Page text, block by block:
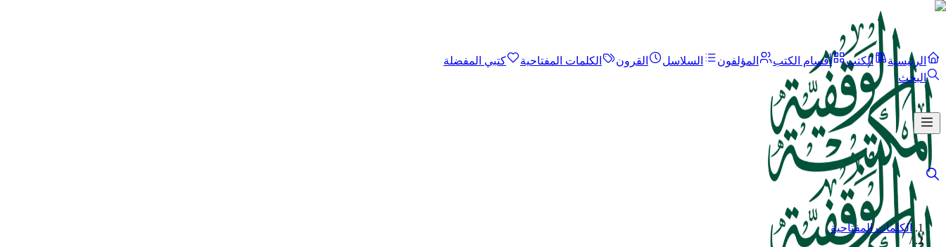
الرئيسية الكتب أقسام الكتب المؤلفون السلاسل القرون الكلمات المفتاحية
كتبي المفضلة
البحث
الكلمات المفتاحية
/